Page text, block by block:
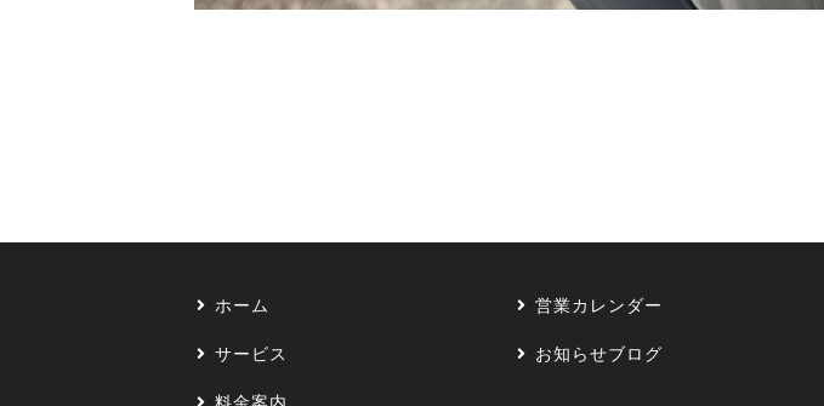
ホーム
サービス
営業カレンダー
お知らせブログ